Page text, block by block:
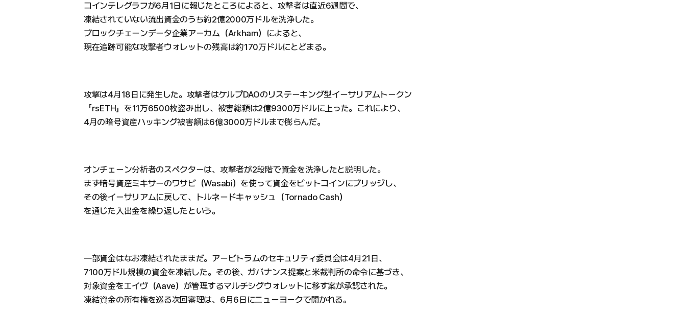
コインテレグラフが6月1日に報じたところによると、攻撃者は直近6週間で、
凍結されていない流出資金のうち約2億2000万ドルを洗浄した。
ブロックチェーンデータ企業アーカム（Arkham）によると、
現在追跡可能な攻撃者ウォレットの残高は約170万ドルにとどまる。
攻撃は4月18日に発生した。攻撃者はケルプDAOのリステーキング型イーサリアムトークン
「rsETH」を11万6500枚盗み出し、被害総額は2億9300万ドルに上った。これにより、
4月の暗号資産ハッキング被害額は6億3000万ドルまで膨らんだ。
オンチェーン分析者のスペクターは、攻撃者が2段階で資金を洗浄したと説明した。
まず暗号資産ミキサーのワサビ（Wasabi）を使って資金をビットコインにブリッジし、
その後イーサリアムに戻して、トルネードキャッシュ（Tornado Cash）
を通じた入出金を繰り返したという。
一部資金はなお凍結されたままだ。アービトラムのセキュリティ委員会は4月21日、
7100万ドル規模の資金を凍結した。その後、ガバナンス提案と米裁判所の命令に基づき、
対象資金をエイヴ（Aave）が管理するマルチシグウォレットに移す案が承認された。
凍結資金の所有権を巡る次回審理は、6月6日にニューヨークで開かれる。